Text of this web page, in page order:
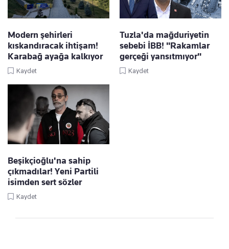
Modern şehirleri
kıskandıracak ihtişam!
Karabağ ayağa kalkıyor
Kaydet
Tuzla'da mağduriyetin
sebebi İBB! "Rakamlar
gerçeği yansıtmıyor"
Kaydet
Beşikçioğlu'na sahip
çıkmadılar! Yeni Partili
isimden sert sözler
Kaydet